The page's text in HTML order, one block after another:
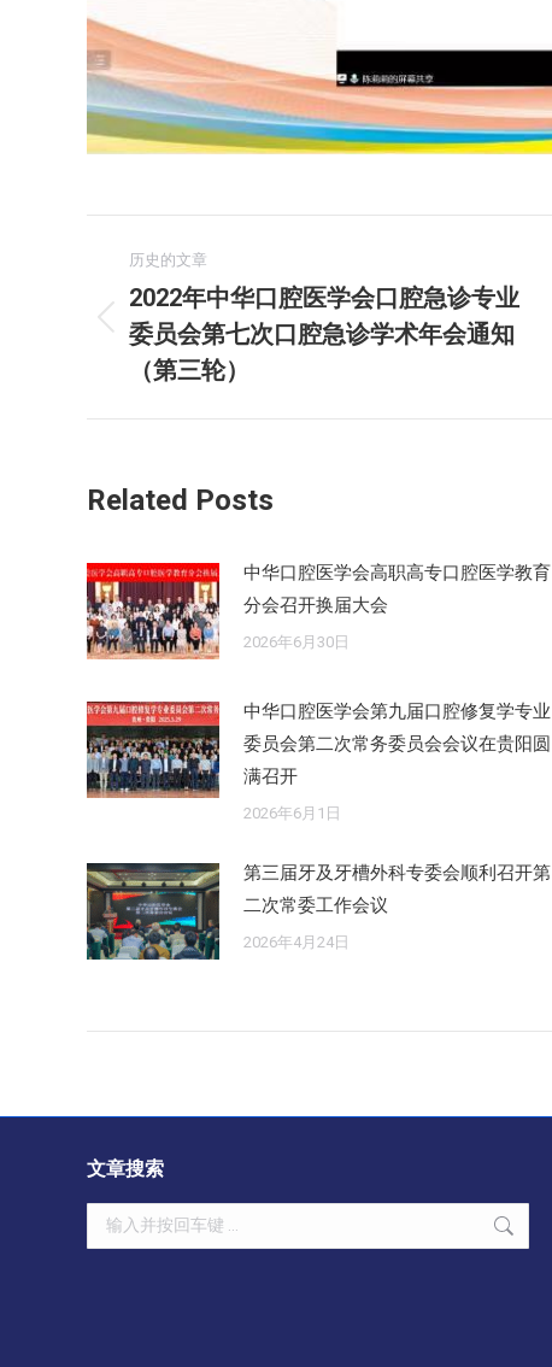
章
导
历史的文章
历
史
2022年中华口腔医学会口腔急诊专业
委员会第七次口腔急诊学术年会通知
（第三轮）
Related Posts
中华口腔医学会高职高专口腔医学教育
分会召开换届大会
2026年6月30日
中华口腔医学会第九届口腔修复学专业
委员会第二次常务委员会会议在贵阳圆
满召开
2026年6月1日
第三届牙及牙槽外科专委会顺利召开第
二次常委工作会议
2026年4月24日
文章搜索
Search: